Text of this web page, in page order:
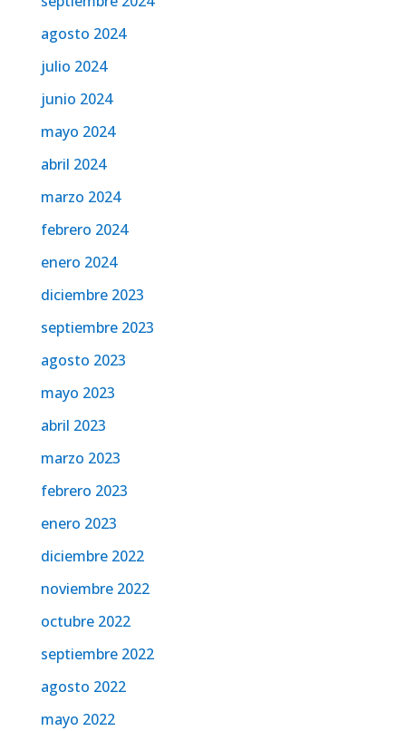
agosto 2024
julio 2024
junio 2024
mayo 2024
abril 2024
marzo 2024
febrero 2024
enero 2024
diciembre 2023
septiembre 2023
agosto 2023
mayo 2023
abril 2023
marzo 2023
febrero 2023
enero 2023
diciembre 2022
noviembre 2022
octubre 2022
septiembre 2022
agosto 2022
mayo 2022